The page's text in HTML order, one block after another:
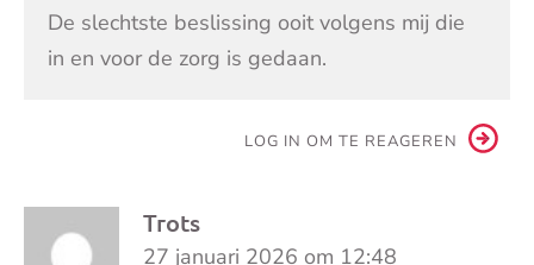
De slechtste beslissing ooit volgens mij die
in en voor de zorg is gedaan.
LOG IN OM TE REAGEREN
Trots
27 januari 2026 om 12:48